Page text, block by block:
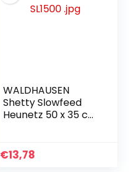
WALDHAUSEN
Shetty Slowfeed
Heunetz 50 x 35 cm
€13,78